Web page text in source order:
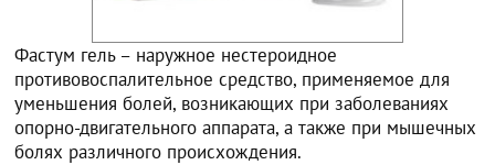
Фастум гель – наружное нестероидное
противовоспалительное средство, применяемое для
уменьшения болей, возникающих при заболеваниях
опорно-двигательного аппарата, а также при мышечных
болях различного происхождения.